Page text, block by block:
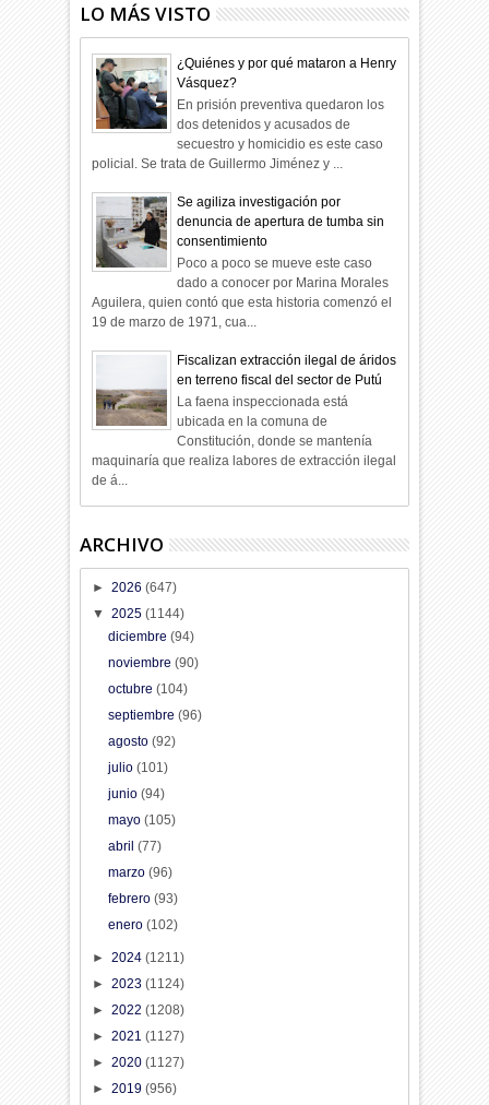
LO MÁS VISTO
¿Quiénes y por qué mataron a Henry
Vásquez?
En prisión preventiva quedaron los
dos detenidos y acusados de
secuestro y homicidio es este caso
policial. Se trata de Guillermo Jiménez y ...
Se agiliza investigación por
denuncia de apertura de tumba sin
consentimiento
Poco a poco se mueve este caso
dado a conocer por Marina Morales
Aguilera, quien contó que esta historia comenzó el
19 de marzo de 1971, cua...
Fiscalizan extracción ilegal de áridos
en terreno fiscal del sector de Putú
La faena inspeccionada está
ubicada en la comuna de
Constitución, donde se mantenía
maquinaría que realiza labores de extracción ilegal
de á...
ARCHIVO
►2026(647)
▼2025(1144)
diciembre (94)
noviembre (90)
octubre (104)
septiembre (96)
agosto (92)
julio (101)
junio (94)
mayo (105)
abril (77)
marzo (96)
febrero (93)
enero (102)
►2024(1211)
►2023(1124)
►2022(1208)
►2021(1127)
►2020(1127)
►2019(956)